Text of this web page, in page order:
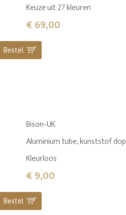
Keuze uit 27 kleuren
€ 69,00
Bestel
Bison-UK
Aluminium tube, kunststof dop
Kleurloos
€ 9,00
Bestel